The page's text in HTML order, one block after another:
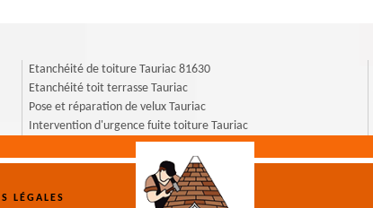
Etanchéité de toiture Tauriac 81630
Etanchéité toit terrasse Tauriac
Pose et réparation de velux Tauriac
Intervention d'urgence fuite toiture Tauriac
LÉGALES